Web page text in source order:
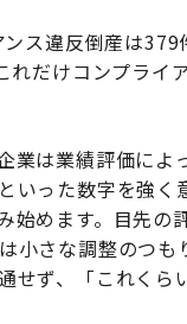
ス違反倒産は379
だけコンプライ
業は業績評価によ
いった数字を強く
始めます。目先の
小さな調整のつも
せず、「これくら